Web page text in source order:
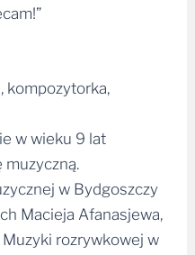
kompozytorka,
w wieku 9 lat
muzyczną.
w Bydgoszczy
Macieja Afanasjewa,
Muzyki rozrywkowej w